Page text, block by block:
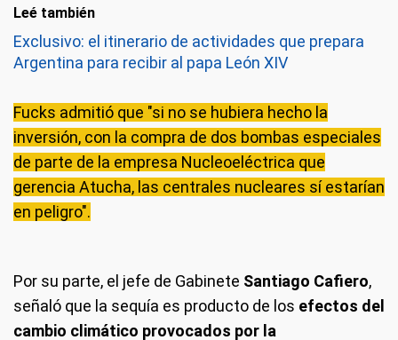
Leé también
Exclusivo: el itinerario de actividades que prepara
Argentina para recibir al papa León XIV
Fucks admitió que "si no se hubiera hecho la
inversión, con la compra de dos bombas especiales
de parte de la empresa Nucleoeléctrica que
gerencia Atucha, las centrales nucleares sí estarían
en peligro".
Por su parte, el jefe de Gabinete Santiago Cafiero,
señaló que la sequía es producto de los efectos del
cambio climático provocados por la